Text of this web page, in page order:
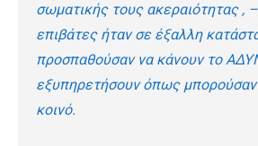
σωματικής τους ακεραιότητας ,
επιβάτες ήταν σε έξαλλη
προσπαθούσαν να κάνουν το
εξυπηρετήσουν όπως μπορούσαν
κοινό.